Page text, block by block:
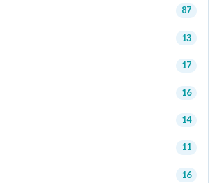
87
13
17
16
14
11
16